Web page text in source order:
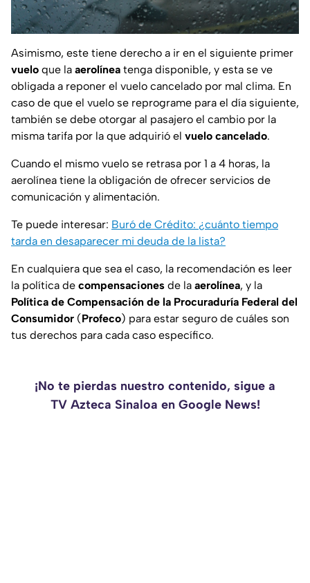
Asimismo, este tiene derecho a ir en el siguiente primer
vuelo que la aerolínea tenga disponible, y esta se ve
obligada a reponer el vuelo cancelado por mal clima. En
caso de que el vuelo se reprograme para el día siguiente,
también se debe otorgar al pasajero el cambio por la
misma tarifa por la que adquirió el vuelo cancelado.
Cuando el mismo vuelo se retrasa por 1 a 4 horas, la
aerolínea tiene la obligación de ofrecer servicios de
comunicación y alimentación.
Te puede interesar: Buró de Crédito: ¿cuánto tiempo
tarda en desaparecer mi deuda de la lista?
En cualquiera que sea el caso, la recomendación es leer
la política de compensaciones de la aerolínea, y la
Política de Compensación de la Procuraduría Federal del
Consumidor (Profeco) para estar seguro de cuáles son
tus derechos para cada caso específico.
¡No te pierdas nuestro contenido, sigue a
TV Azteca Sinaloa en Google News!